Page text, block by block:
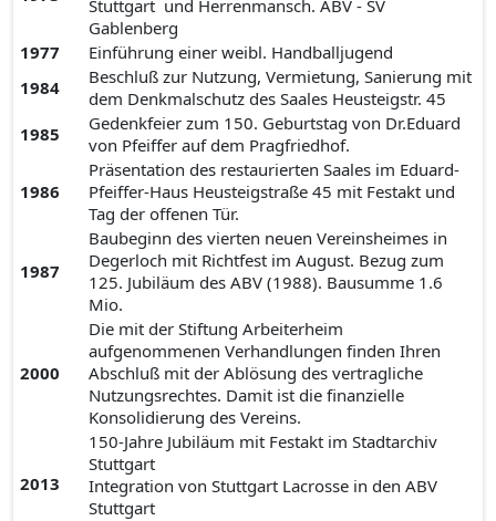
Stuttgart und Herrenmansch. ABV - SV
Gablenberg
1977
Einführung einer weibl. Handballjugend
1984
Beschluß zur Nutzung, Vermietung, Sanierung mit
dem Denkmalschutz des Saales Heusteigstr. 45
1985
Gedenkfeier zum 150. Geburtstag von Dr.Eduard
von Pfeiffer auf dem Pragfriedhof.
1986
Präsentation des restaurierten Saales im Eduard-
Pfeiffer-Haus Heusteigstraße 45 mit Festakt und
Tag der offenen Tür.
1987
Baubeginn des vierten neuen Vereinsheimes in
Degerloch mit Richtfest im August. Bezug zum
125. Jubiläum des ABV (1988). Bausumme 1.6
Mio.
2000
Die mit der Stiftung Arbeiterheim
aufgenommenen Verhandlungen finden Ihren
Abschluß mit der Ablösung des vertragliche
Nutzungsrechtes. Damit ist die finanzielle
Konsolidierung des Vereins.
2013
150-Jahre Jubiläum mit Festakt im Stadtarchiv
Stuttgart
Integration von Stuttgart Lacrosse in den ABV
Stuttgart